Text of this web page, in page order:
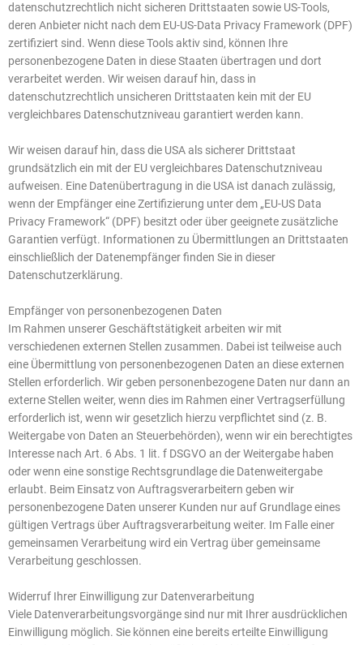
datenschutzrechtlich nicht sicheren Drittstaaten sowie US-Tools,
deren Anbieter nicht nach dem EU-US-Data Privacy Framework (DPF)
zertifiziert sind. Wenn diese Tools aktiv sind, können Ihre
personenbezogene Daten in diese Staaten übertragen und dort
verarbeitet werden. Wir weisen darauf hin, dass in
datenschutzrechtlich unsicheren Drittstaaten kein mit der EU
vergleichbares Datenschutzniveau garantiert werden kann.
Wir weisen darauf hin, dass die USA als sicherer Drittstaat
grundsätzlich ein mit der EU vergleichbares Datenschutzniveau
aufweisen. Eine Datenübertragung in die USA ist danach zulässig,
wenn der Empfänger eine Zertifizierung unter dem „EU-US Data
Privacy Framework“ (DPF) besitzt oder über geeignete zusätzliche
Garantien verfügt. Informationen zu Übermittlungen an Drittstaaten
einschließlich der Datenempfänger finden Sie in dieser
Datenschutzerklärung.
Empfänger von personenbezogenen Daten
Im Rahmen unserer Geschäftstätigkeit arbeiten wir mit
verschiedenen externen Stellen zusammen. Dabei ist teilweise auch
eine Übermittlung von personenbezogenen Daten an diese externen
Stellen erforderlich. Wir geben personenbezogene Daten nur dann an
externe Stellen weiter, wenn dies im Rahmen einer Vertragserfüllung
erforderlich ist, wenn wir gesetzlich hierzu verpflichtet sind (z. B.
Weitergabe von Daten an Steuerbehörden), wenn wir ein berechtigtes
Interesse nach Art. 6 Abs. 1 lit. f DSGVO an der Weitergabe haben
oder wenn eine sonstige Rechtsgrundlage die Datenweitergabe
erlaubt. Beim Einsatz von Auftragsverarbeitern geben wir
personenbezogene Daten unserer Kunden nur auf Grundlage eines
gültigen Vertrags über Auftragsverarbeitung weiter. Im Falle einer
gemeinsamen Verarbeitung wird ein Vertrag über gemeinsame
Verarbeitung geschlossen.
Widerruf Ihrer Einwilligung zur Datenverarbeitung
Viele Datenverarbeitungsvorgänge sind nur mit Ihrer ausdrücklichen
Einwilligung möglich. Sie können eine bereits erteilte Einwilligung